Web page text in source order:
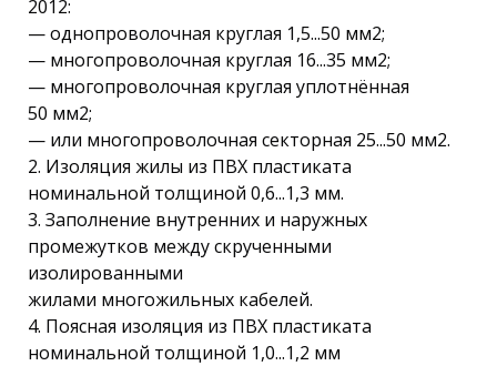
2012:
— однопроволочная круглая 1,5...50 мм2;
— многопроволочная круглая 16...35 мм2;
— многопроволочная круглая уплотнённая
50 мм2;
— или многопроволочная секторная 25...50 мм2.
2. Изоляция жилы из ПВХ пластиката
номинальной толщиной 0,6...1,3 мм.
3. Заполнение внутренних и наружных
промежутков между скрученными
изолированными
жилами многожильных кабелей.
4. Поясная изоляция из ПВХ пластиката
номинальной толщиной 1,0...1,2 мм